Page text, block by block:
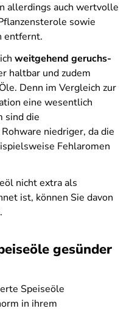
allerdings auch wertvolle
sowie
entfernt.
weitgehend geruchs-
haltbar und zudem
Denn im Vergleich zur
eine wesentlich
sind die
niedriger, da die
Fehlaromen
nicht extra als
ist, können Sie davon
gesünder
Speiseöle
in ihrem